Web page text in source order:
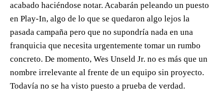
acabado haciéndose notar. Acabarán peleando un puesto
en Play-In, algo de lo que se quedaron algo lejos la
pasada campaña pero que no supondría nada en una
franquicia que necesita urgentemente tomar un rumbo
concreto. De momento, Wes Unseld Jr. no es más que un
nombre irrelevante al frente de un equipo sin proyecto.
Todavía no se ha visto puesto a prueba de verdad.